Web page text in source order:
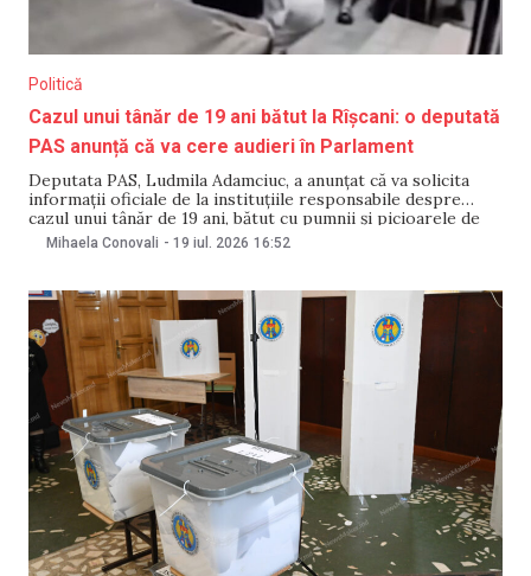
Politică
Cazul unui tânăr de 19 ani bătut la Rîșcani: o deputată
PAS anunță că va cere audieri în Parlament
Deputata PAS, Ludmila Adamciuc, a anunțat că va solicita
informații oficiale de la instituțiile responsabile despre
cazul unui tânăr de 19 ani, bătut cu pumnii și picioarele de
către un bărbat la terasa unui local din Rîșcani. Parlamentara
Mihaela Conovali - 19 iul. 2026 16:52